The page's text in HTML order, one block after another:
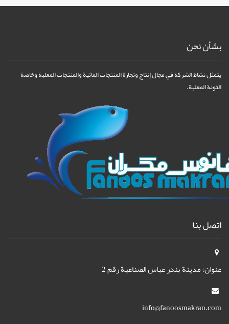
بشأن نحن
يتمثل نشاط الشركة في مجال إنتاج وتجارة المنتجات المائية والمنتجات المعلبة وخاصة
التونة المعلبة.
اتصل بنا
عنوان: مدينة بندر عباس الصناعية رقم 2
info@fanoosmakran.com